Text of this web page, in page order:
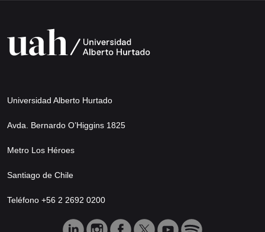
Universidad Alberto Hurtado
Avda. Bernardo O’Higgins 1825
Metro Los Héroes
Santiago de Chile
Teléfono +56 2 2692 0200